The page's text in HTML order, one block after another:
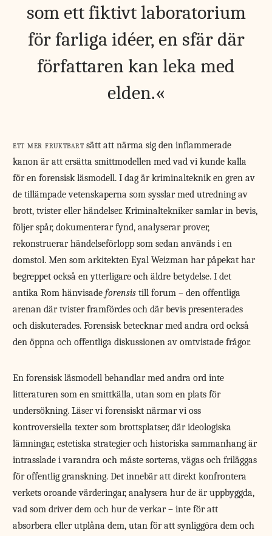
som ett fiktivt laboratorium
för farliga idéer, en sfär där
författaren kan leka med
elden.
ett mer fruktbart sätt att närma sig den inflammerade
kanon är att ersätta smittmodellen med vad vi kunde kalla
för en forensisk läsmodell. I dag är kriminalteknik en gren av
de tillämpade vetenskaperna som sysslar med utredning av
brott, tvister eller händelser. Kriminaltekniker samlar in bevis,
följer spår, dokumenterar fynd, analyserar prover,
rekonstruerar händelseförlopp som sedan används i en
domstol. Men som arkitekten Eyal Weizman har påpekat har
begreppet också en ytterligare och äldre betydelse. I det
antika Rom hänvisadeforensis till forum – den offentliga
arenan där tvister framfördes och där bevis presenterades
och diskuterades. Forensisk betecknar med andra ord också
den öppna och offentliga diskussionen av omtvistade frågor.
En forensisk läsmodell behandlar med andra ord inte
litteraturen som en smittkälla, utan som en plats för
undersökning. Läser vi forensiskt närmar vi oss
kontroversiella texter som brottsplatser, där ideologiska
lämningar, estetiska strategier och historiska sammanhang är
intrasslade i varandra och måste sorteras, vägas och friläggas
för offentlig granskning. Det innebär att direkt konfrontera
verkets oroande värderingar, analysera hur de är uppbyggda,
vad som driver dem och hur de verkar – inte för att
absorbera eller utplåna dem, utan för att synliggöra dem och